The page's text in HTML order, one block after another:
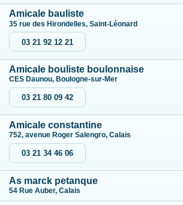
Amicale bauliste
35 rue des Hirondelles, Saint-Léonard
03 21 92 12 21
Amicale bouliste boulonnaise
CES Daunou, Boulogne-sur-Mer
03 21 80 09 42
Amicale constantine
752, avenue Roger Salengro, Calais
03 21 34 46 06
As marck petanque
54 Rue Auber, Calais